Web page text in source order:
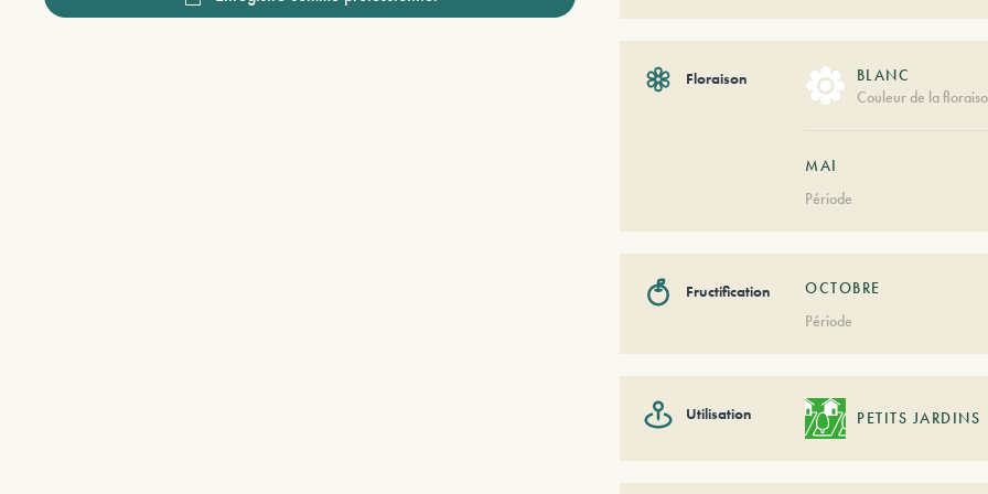
Floraison
BLANC
Couleur de la
MAI
Période
Fructification
OCTOBRE
Période
Utilisation PETITS JARDINS